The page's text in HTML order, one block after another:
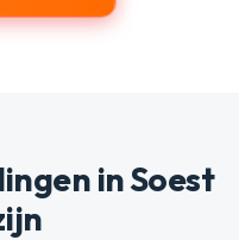
in Soest